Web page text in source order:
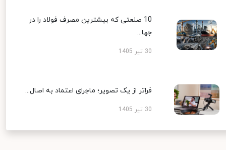
10 صنعتی که بیشترین مصرف فولاد را در
جها...
30 تیر 1405
فراتر از یک تصویر؛ ماجرای اعتماد به اصال...
30 تیر 1405